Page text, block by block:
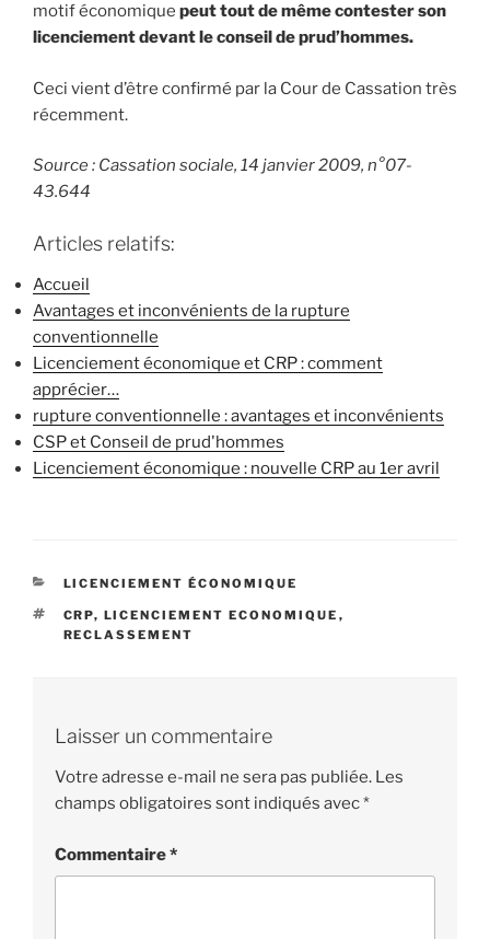
motif économique peut tout de même contester son
licenciement devant le conseil de prud’hommes.
Ceci vient d’être confirmé par la Cour de Cassation très
récemment.
Source : Cassation sociale, 14 janvier 2009, n°07-
43.644
Articles relatifs:
Accueil
Avantages et inconvénients de la rupture
conventionnelle
Licenciement économique et CRP : comment
apprécier…
rupture conventionnelle : avantages et inconvénients
CSP et Conseil de prud'hommes
Licenciement économique : nouvelle CRP au 1er avril
CATÉGORIES
LICENCIEMENT ÉCONOMIQUE
ÉTIQUETTES
CRP, LICENCIEMENT ECONOMIQUE ,
RECLASSEMENT
Laisser un commentaire
Votre adresse e-mail ne sera pas publiée. Les
champs obligatoires sont indiqués avec*
Commentaire*